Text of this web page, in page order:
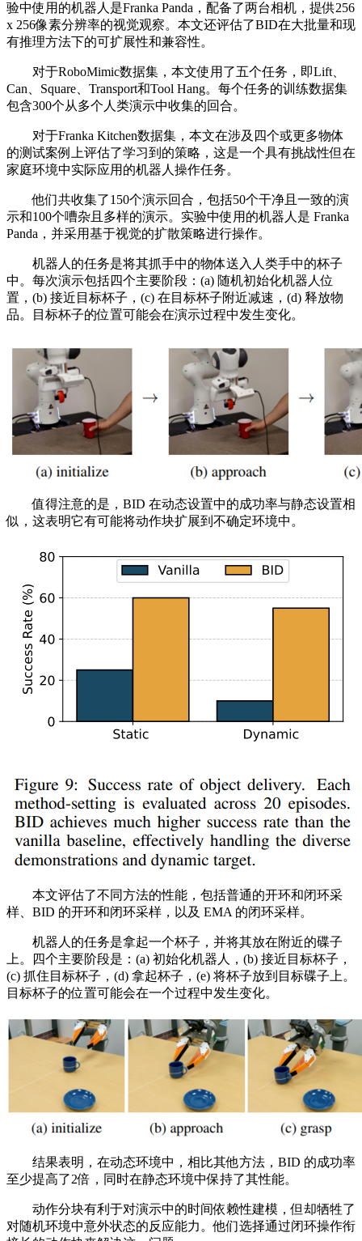
验中使用的机器人是Franka Panda，配备了两台相机，提供256
x 256像素分辨率的视觉观察。本文还评估了BID在大批量和现
有推理方法下的可扩展性和兼容性。
对于RoboMimic数据集，本文使用了五个任务，即Lift、
Can、Square、Transport和Tool Hang。每个任务的训练数据集
包含300个从多个人类演示中收集的回合。
对于Franka Kitchen数据集，本文在涉及四个或更多物体
的测试案例上评估了学习到的策略，这是一个具有挑战性但在
家庭环境中实际应用的机器人操作任务。
他们共收集了150个演示回合，包括50个干净且一致的演
示和100个嘈杂且多样的演示。实验中使用的机器人是 Franka
Panda，并采用基于视觉的扩散策略进行操作。
机器人的任务是将其抓手中的物体送入人类手中的杯子
中。每次演示包括四个主要阶段：(a) 随机初始化机器人位
置，(b) 接近目标杯子，(c) 在目标杯子附近减速，(d) 释放物
品。目标杯子的位置可能会在演示过程中发生变化。
值得注意的是，BID 在动态设置中的成功率与静态设置相
似，这表明它有可能将动作块扩展到不确定环境中。
本文评估了不同方法的性能，包括普通的开环和闭环采
样、BID 的开环和闭环采样，以及 EMA 的闭环采样。
机器人的任务是拿起一个杯子，并将其放在附近的碟子
上。四个主要阶段是：(a) 初始化机器人，(b) 接近目标杯子，
(c) 抓住目标杯子，(d) 拿起杯子，(e) 将杯子放到目标碟子上。
目标杯子的位置可能会在一个过程中发生变化。
结果表明，在动态环境中，相比其他方法，BID 的成功率
至少提高了2倍，同时在静态环境中保持了其性能。
动作分块有利于对演示中的时间依赖性建模，但却牺牲了
对随机环境中意外状态的反应能力。他们选择通过闭环操作衔